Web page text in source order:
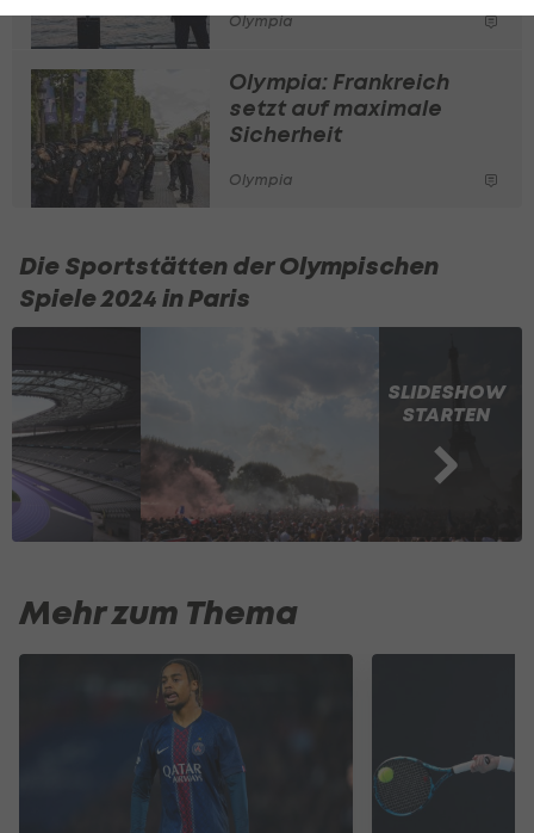
Olympia
Olympia: Frankreich
setzt auf maximale
Sicherheit
Olympia
Die Sportstätten der Olympischen
Spiele 2024 in Paris
SLIDESHOW
STARTEN
Mehr zum Thema